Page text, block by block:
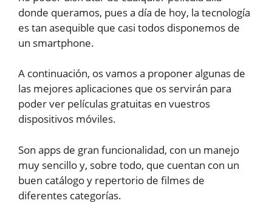
donde queramos, pues a día de hoy, la tecnología
es tan asequible que casi todos disponemos de
un smartphone.
A continuación, os vamos a proponer algunas de
las mejores aplicaciones que os servirán para
poder ver películas gratuitas en vuestros
dispositivos móviles.
Son apps de gran funcionalidad, con un manejo
muy sencillo y, sobre todo, que cuentan con un
buen catálogo y repertorio de filmes de
diferentes categorías.